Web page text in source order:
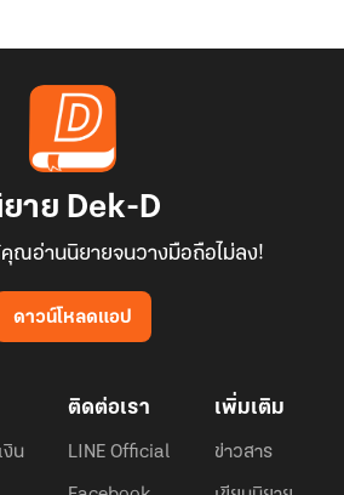
าย Dek-D
ณอ่านนิยายจนวางมือถือไม่ลง!
ดาวน์โหลดแอป
งิน
ติดต่อเรา
LINE Official
เพิ่มเติม
ข่าวสาร